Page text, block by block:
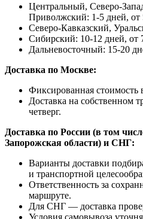
Центральный, Северо-
Приволжский: 1-5 дней, от
Северо-Кавказский,
Сибирский: 10-12 дней, от
Дальневосточный: 15-20
Доставка по Москве:
Фиксированная
Доставка на собственном
четверг.
Доставка по России (в том
Запорожская области) и СНГ:
Варианты доставки
и транспортной
Ответственность за
маршруте.
Для СНГ — доставка
Условия самовывоза